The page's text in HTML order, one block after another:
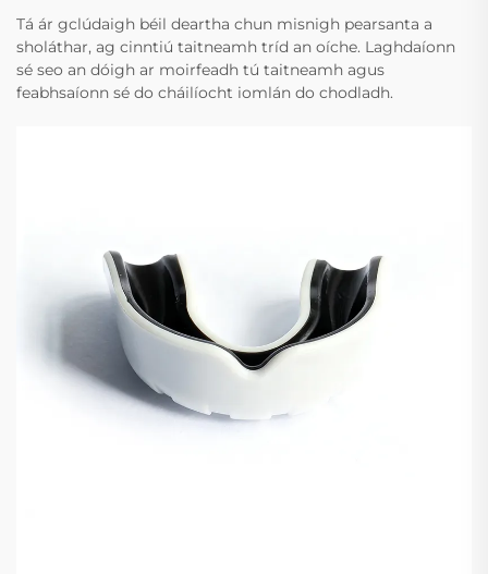
Tá ár gclúdaigh béil deartha chun misnigh pearsanta a
sholáthar, ag cinntiú taitneamh tríd an oíche. Laghdaíonn
sé seo an dóigh ar moirfeadh tú taitneamh agus
feabhsaíonn sé do cháilíocht iomlán do chodladh.